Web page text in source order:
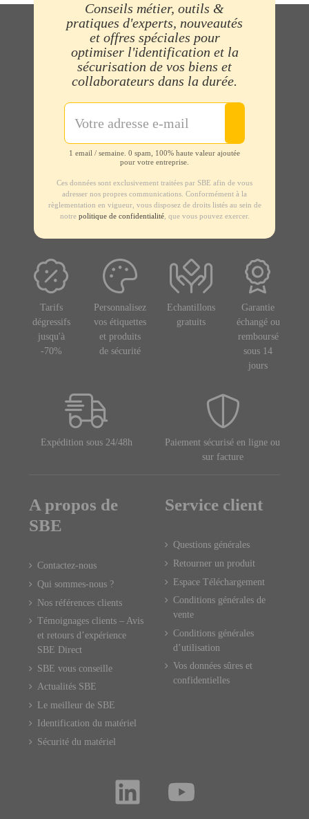
Conseils métier, outils &
pratiques d'experts, nouveautés
et offres spéciales pour
optimiser l'identification et la
sécurisation de vos biens et
collaborateurs dans la durée.
1 email / semaine. 0 spam, 100% haute valeur ajoutée
pour votre entreprise.
Ces données sont exclusivement traitées par SBE afin de vous
adresser nos propres communications. Conformément à la
règlementation en vigueur, vous disposez de droits listés au sein de
notre politique de confidentialité, que vous pouvez exercer.
Tarifs
dégressifs
jusqu'à
-70%
Personnalisez
vos étiquettes
et produits
de sécurité
Echantillons
gratuits
Garantie
échangé ou
remboursé
sous 14
jours
Expédition sous 24/48h
Paiement sécurisé en ligne ou
sur facture
A propos de
SBE
Contactez-nous
Qui sommes-nous ?
Nos références clients
Témoignages clients – Avis
et retours d’expérience
SBE Direct
SBE vous conseille
Actualités SBE
Le meilleur de SBE
Identification du matériel
Sécurité du matériel
Service client
Questions générales
Retourner un produit
Espace Téléchargement
Conditions générales de
vente
Conditions générales
d’utilisation
Vos données sûres et
confidentielles